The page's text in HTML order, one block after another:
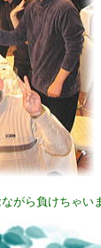
がら負けちゃい